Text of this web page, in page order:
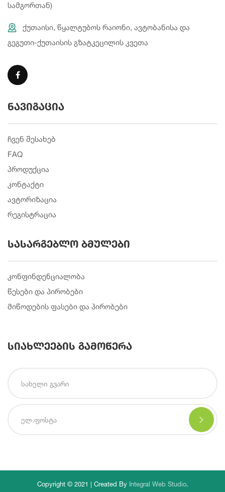
სამგორთან)
ქუთაისი, წყალტუბოს რაიონი, ავტობანისა და
გეგუთი-ქუთაისის გზატკეცილის კვეთა
ნავიგაცია
ჩვენ შესახებ
FAQ
პროდუქცია
კონტაქტი
ავტორიზაცია
რეგისტრაცია
სასარგებლო ბმულები
კონფინდენციალობა
წესები და პირობები
მიწოდების ფასები და პირობები
სიახლეების გამოწერა
Copyright © 2021 | Created By Integral Web Studio.